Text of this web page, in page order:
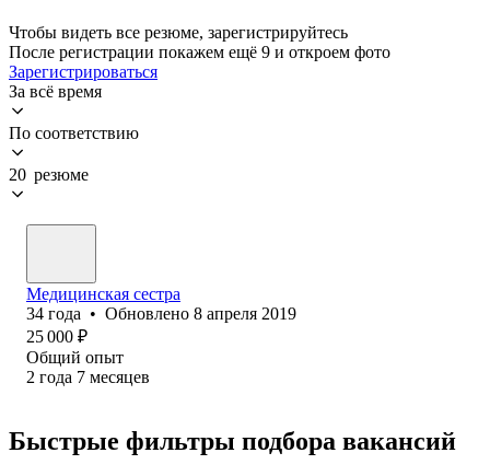
Чтобы видеть все резюме, зарегистрируйтесь
После регистрации покажем ещё 9 и откроем фото
Зарегистрироваться
За всё время
По соответствию
20 резюме
Медицинская сестра
34 года • Обновлено 8 апреля 2019
25 000 ₽
Общий опыт
2 года 7 месяцев
Быстрые фильтры подбора вакансий